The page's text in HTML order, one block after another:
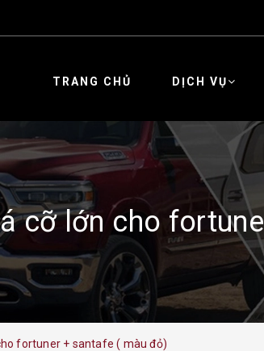
TRANG CHỦ DỊCH VỤ
cỡ lớn cho
fortuner + santafe ( màu đỏ)